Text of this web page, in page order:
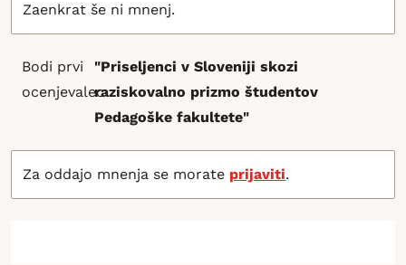
Zaenkrat še ni mnenj.
Bodi prvi
ocenjevalec
"Priseljenci v Sloveniji skozi
raziskovalno prizmo študentov
Pedagoške fakultete"
Za oddajo mnenja se morate prijaviti.